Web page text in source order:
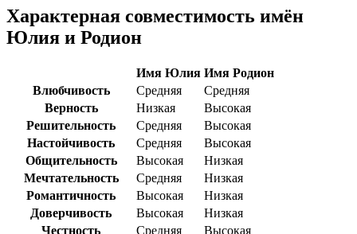
Характерная совместимость имён
Юлия и Родион
Имя Юлия Имя Родион
Влюбчивость
Средняя
Средняя
Верность
Низкая
Высокая
Решительность
Средняя
Высокая
Настойчивость
Средняя
Высокая
Общительность
Высокая
Низкая
Мечтательность
Средняя
Низкая
Романтичность
Высокая
Низкая
Доверчивость
Высокая
Низкая
Честность
Средняя Высокая